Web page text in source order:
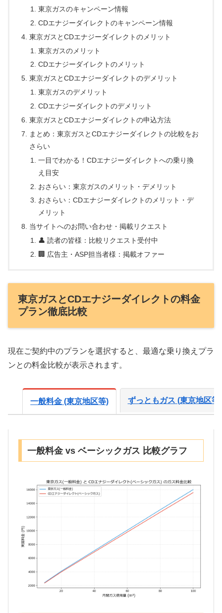
東京ガスのキャンペーン情報
CDエナジーダイレクトのキャンペーン情報
東京ガスとCDエナジーダイレクトのメリット
東京ガスのメリット
CDエナジーダイレクトのメリット
東京ガスとCDエナジーダイレクトのデメリット
東京ガスのデメリット
CDエナジーダイレクトのデメリット
東京ガスとCDエナジーダイレクトの申込方法
まとめ：東京ガスとCDエナジーダイレクトの比較をお
さらい
一目でわかる！CDエナジーダイレクトへの乗り換
え目安
おさらい：東京ガスのメリット・デメリット
おさらい：CDエナジーダイレクトのメリット・デ
メリット
当サイトへのお問い合わせ・掲載リクエスト
👤 読者の皆様：比較リクエスト受付中
🏢 広告主・ASP担当者様：掲載オファー
東京ガスとCDエナジーダイレクトの料金
プラン徹底比較
現在ご契約中のプランを選択すると、最適な乗り換えプラ
ンとの料金比較が表示されます。
一般料金 (東京地区等) ずっともガス (東京地区等)
一般料金 vs ベーシックガス 比較グラフ